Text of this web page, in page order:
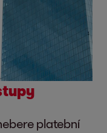
platební